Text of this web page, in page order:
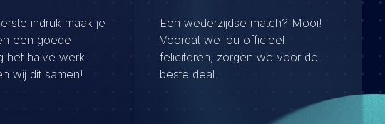
indruk maak je
een goede
het halve werk.
wij dit samen!
Een wederzijdse match? Mooi!
Voordat we jou officieel
feliciteren, zorgen we voor de
beste deal.